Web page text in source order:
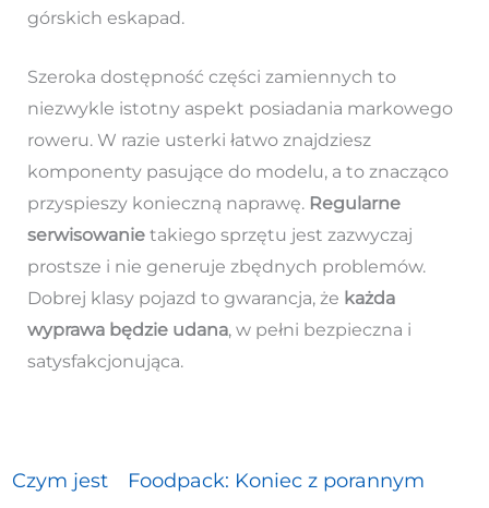
górskich eskapad.
Szeroka dostępność części zamiennych to
niezwykle istotny aspekt posiadania markowego
roweru. W razie usterki łatwo znajdziesz
komponenty pasujące do modelu, a to znacząco
przyspieszy konieczną naprawę. Regularne
serwisowanietakiego sprzętu jest zazwyczaj
prostsze i nie generuje zbędnych problemów.
Dobrej klasy pojazd to gwarancja, że każda
wyprawa będzie udana, w pełni bezpieczna i
satysfakcjonująca.
Czym jest
Foodpack: Koniec z porannym